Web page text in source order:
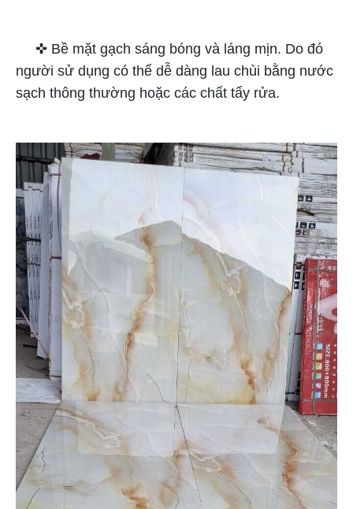
✜ Bề mặt gạch sáng bóng và láng mịn. Do đó
người sử dụng có thể dễ dàng lau chùi bằng nước
sạch thông thường hoặc các chất tẩy rửa.